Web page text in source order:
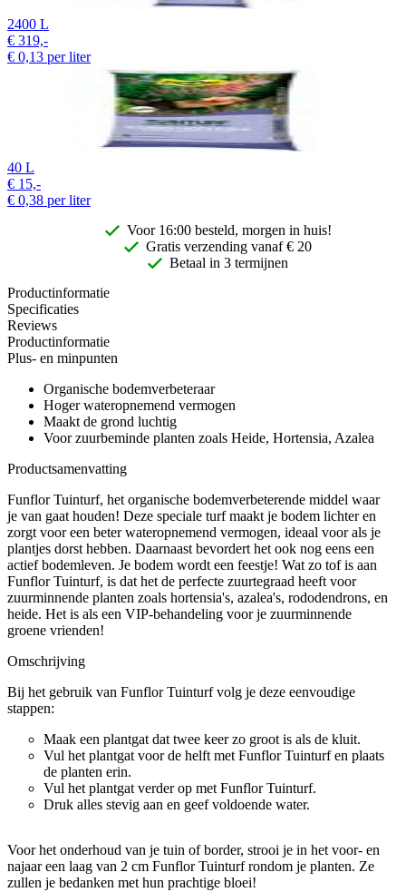
2400 L
€ 319,-
€ 0,13 per liter
40 L
€ 15,-
€ 0,38 per liter
Voor 16:00 besteld, morgen in huis!
Gratis verzending vanaf € 20
Betaal in 3 termijnen
Productinformatie
Specificaties
Reviews
Productinformatie
Plus- en minpunten
Organische bodemverbeteraar
Hoger wateropnemend vermogen
Maakt de grond luchtig
Voor zuurbeminde planten zoals Heide, Hortensia, Azalea
Productsamenvatting
Funflor Tuinturf, het organische bodemverbeterende middel waar
je van gaat houden! Deze speciale turf maakt je bodem lichter en
zorgt voor een beter wateropnemend vermogen, ideaal voor als je
plantjes dorst hebben. Daarnaast bevordert het ook nog eens een
actief bodemleven. Je bodem wordt een feestje! Wat zo tof is aan
Funflor Tuinturf, is dat het de perfecte zuurtegraad heeft voor
zuurminnende planten zoals hortensia's, azalea's, rododendrons, en
heide. Het is als een VIP-behandeling voor je zuurminnende
groene vrienden!
Omschrijving
Bij het gebruik van Funflor Tuinturf volg je deze eenvoudige
stappen:
Maak een plantgat dat twee keer zo groot is als de kluit.
Vul het plantgat voor de helft met Funflor Tuinturf en plaats
de planten erin.
Vul het plantgat verder op met Funflor Tuinturf.
Druk alles stevig aan en geef voldoende water.
Voor het onderhoud van je tuin of border, strooi je in het voor- en
najaar een laag van 2 cm Funflor Tuinturf rondom je planten. Ze
zullen je bedanken met hun prachtige bloei!